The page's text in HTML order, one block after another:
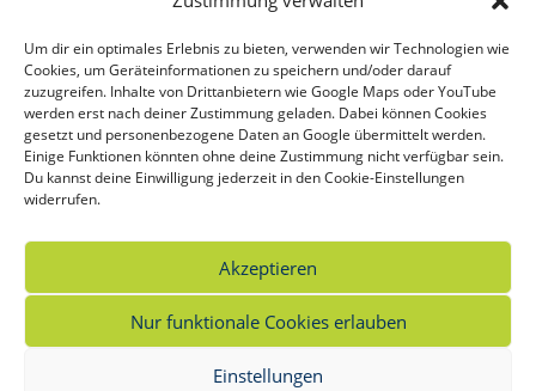
Um dir ein optimales Erlebnis zu bieten, verwenden wir Technologien wie
Cookies, um Geräteinformationen zu speichern und/oder darauf
zuzugreifen. Inhalte von Drittanbietern wie Google Maps oder YouTube
werden erst nach deiner Zustimmung geladen. Dabei können Cookies
gesetzt und personenbezogene Daten an Google übermittelt werden.
Einige Funktionen könnten ohne deine Zustimmung nicht verfügbar sein.
Du kannst deine Einwilligung jederzeit in den Cookie-Einstellungen
widerrufen.
Akzeptieren
Nur funktionale Cookies erlauben
Einstellungen
IBAN: AT74 2020 2000 0000 2063
Was bedeutet das Sternchen bei
Frauen*?
Unsere frauenspezifischen Angebote richten sich an alle, die sich selbst als Frau*
Vielfalt der möglichen Bedeutungen und Identitäten von Frauen* sichtbar
machen.